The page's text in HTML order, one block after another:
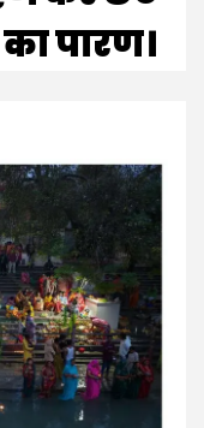
का पारण।